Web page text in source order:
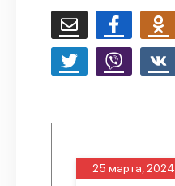
25 марта, 2024